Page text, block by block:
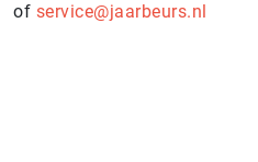
of service@jaarbeurs.nl